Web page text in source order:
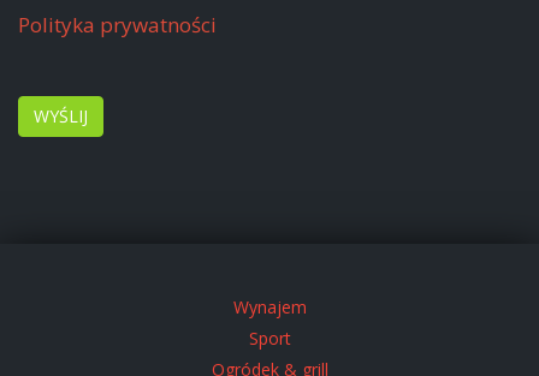
Polityka prywatności
Wynajem
Sport
Ogródek & grill